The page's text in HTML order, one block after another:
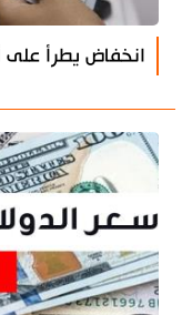
انخفاض يطرأ على